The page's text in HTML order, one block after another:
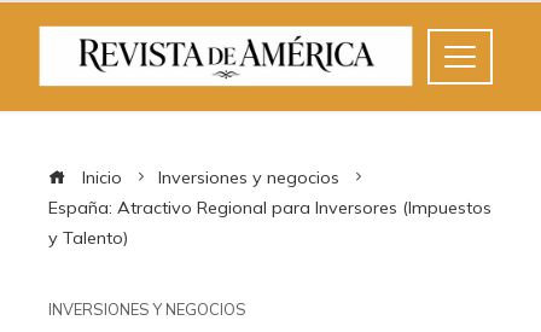
Inicio
Inversiones y negocios
España: Atractivo Regional para Inversores (Impuestos
y Talento)
INVERSIONES Y NEGOCIOS